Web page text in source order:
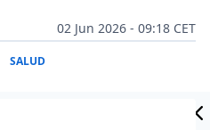
02 Jun 2026 - 09:18 CET
SALUD